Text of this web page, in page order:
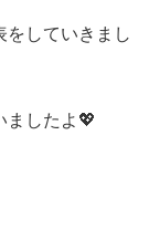
をしていきまし
ましたよ💖